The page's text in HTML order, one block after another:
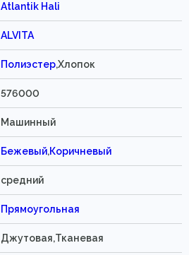
Atlantik Hali
ALVITA
Полиэстер,Хлопок
576000
Машинный
Бежевый,Коричневый
средний
Прямоугольная
Джутовая,Тканевая